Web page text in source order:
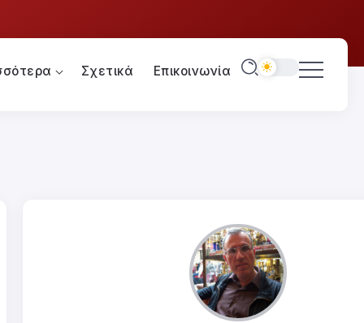
Σχετικά Επικοινωνία